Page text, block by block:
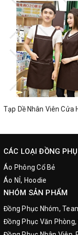
Tạp Dề Nhân Viên Cửa
CÁC LOẠI ĐỒNG
Áo Phông Cổ Bẻ
Áo NỈ, Hoodie
NHÓM SẢN PHẨM
Đồng Phục Nhóm,
Đồng Phục Văn Phòng,